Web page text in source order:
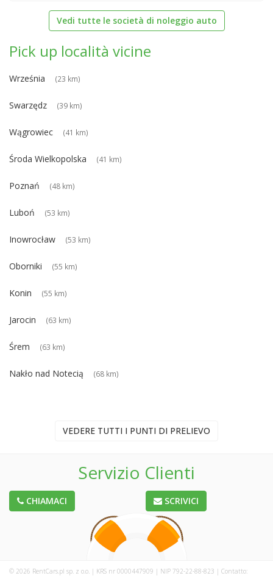
Vedi tutte le società di noleggio auto
Pick up località vicine
Września (23 km)
Swarzędz (39 km)
Wągrowiec (41 km)
Środa Wielkopolska (41 km)
Poznań (48 km)
Luboń (53 km)
Inowrocław (53 km)
Oborniki (55 km)
Konin (55 km)
Jarocin (63 km)
Śrem (63 km)
Nakło nad Notecią (68 km)
VEDERE TUTTI I PUNTI DI PRELIEVO
Servizio Clienti
CHIAMACI SCRIVICI
© 2026 RentCars.pl sp. z o.o. | KRS nr 0000447909 | NIP 792-22-88-823 | Contatto: